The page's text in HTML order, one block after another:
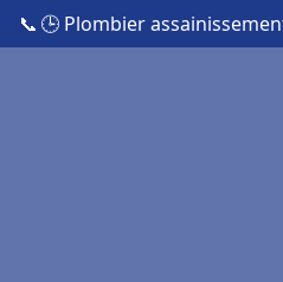
📞 🕒 Plombier